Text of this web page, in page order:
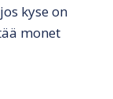
kyse on
monet